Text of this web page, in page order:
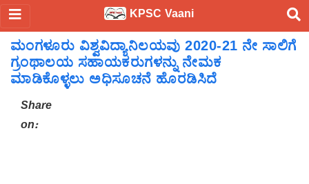
KPSC Vaani
ಮಂಗಳೂರು ವಿಶ್ವವಿದ್ಯಾನಿಲಯವು 2020-21 ನೇ ಸಾಲಿಗೆ
ಗ್ರಂಥಾಲಯ ಸಹಾಯಕರುಗಳನ್ನು ನೇಮಕ
ಮಾಡಿಕೊಳ್ಳಲು ಅಧಿಸೂಚನೆ ಹೊರಡಿಸಿದೆ
Share
on: